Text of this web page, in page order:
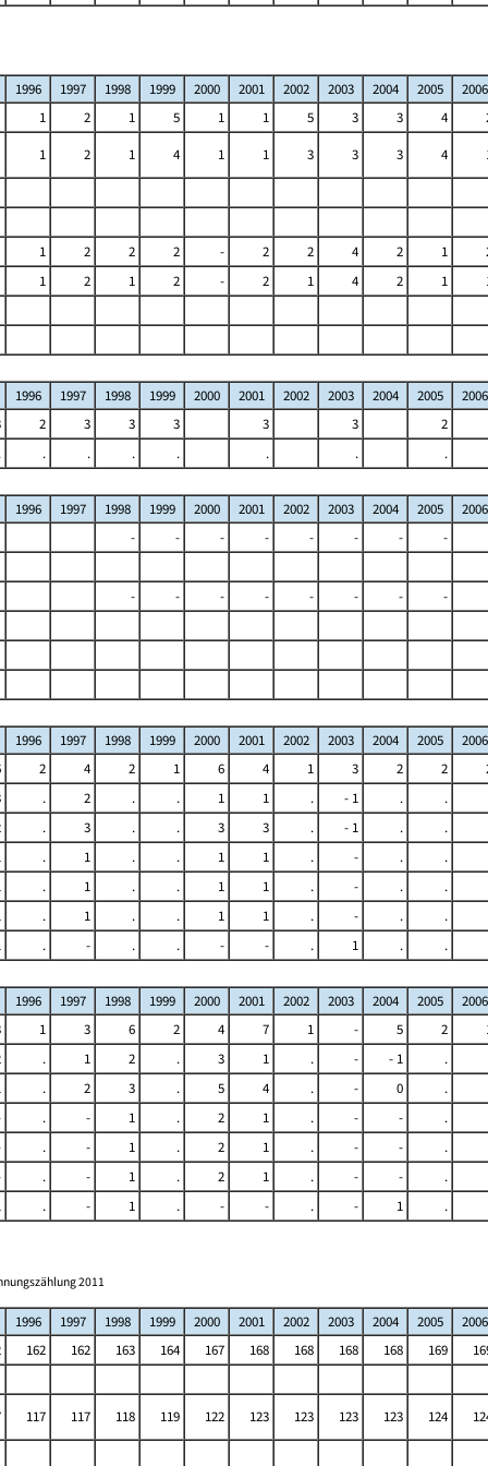
1996 1997 1998 1999 2000 2001 2002 2003 2004 2005
2006
1 2 1 5 1 1 5 3 3 4
1 2 1 4 1 1 3 3 3 4
1 2 2 2 - 2 2 4 2 1
1 2 1 2 - 2 1 4 2 1
1996 1997 1998 1999 2000 2001 2002 2003 2004 2005
2006
2 3 3 3 3 3
2
. . . . . . .
.
1996 1997 1998 1999 2000 2001 2002 2003 2004 2005
2006
- - - - - - -
-
- - - - - - -
-
1996 1997 1998 1999 2000 2001 2002 2003 2004 2005
2006
2 4 2 1 6 4 1 3 2 2
. 2 . . 1 1 . - 1 .
.
. 3 . . 3 3 . - 1 .
.
. 1 . . 1 1 . - .
.
. 1 . . 1 1 . - .
.
. 1 . . 1 1 . - .
.
. - . . - - . 1 .
.
1996 1997 1998 1999 2000 2001 2002 2003 2004 2005
2006
1 3 6 2 4 7 1 - 5 2
. 1 2 . 3 1 . - - 1
.
. 2 3 . 5 4 . - 0
.
. - 1 . 2 1 . - -
.
. - 1 . 2 1 . - -
.
. - 1 . 2 1 . - -
.
. - 1 . - - . - 1
.
2011
1996 1997 1998 1999 2000 2001 2002 2003 2004 2005
2006
162 162 163 164 167 168 168 168 168 169
117 117 118 119 122 123 123 123 123 124